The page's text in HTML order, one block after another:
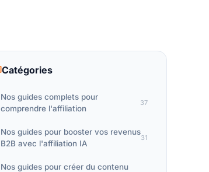
Catégories
Nos guides complets pour
comprendre l'affiliation
37
Nos guides pour booster vos revenus
B2B avec l'affiliation IA
31
Nos guides pour créer du contenu